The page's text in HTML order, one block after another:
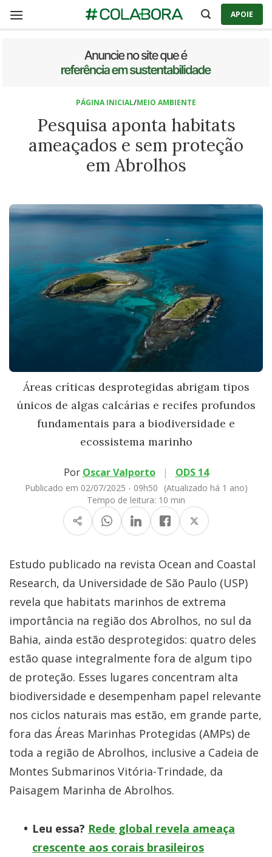
APOIE
PÁGINA INICIAL/MEIO AMBIENTE
Pesquisa aponta habitats
ameaçados e sem proteção
em Abrolhos
Áreas críticas desprotegidas abrigam tipos
únicos de algas calcárias e recifes profundos
fundamentais para a biodiversidade e
ecossistema marinho
Por Oscar Valporto | ODS 14
Publicado em 02/07/2025 - 09h50
(Atualizado há 1 ano)
Tempo de leitura: 10 min
Estudo publicado na revista Ocean and Coastal
Research, da Universidade de São Paulo (USP)
revela que habitats marinhos de extrema
importância na região dos Abrolhos, no sul da
Bahia, ainda estão desprotegidos: quatro deles
estão quase integralmente fora de algum tipo
de proteção. Esses lugares concentram alta
biodiversidade e desempenham papel relevante
nos ciclos naturais mas estão, em grande parte,
fora das Áreas Marinhas Protegidas (AMPs) de
toda a região de Abrolhos, inclusive a Cadeia de
Montes Submarinos Vitória-Trindade, da
Paisagem Marinha de Abrolhos.
Leu essa? Rede global revela ameaça
crescente aos corais brasileiros